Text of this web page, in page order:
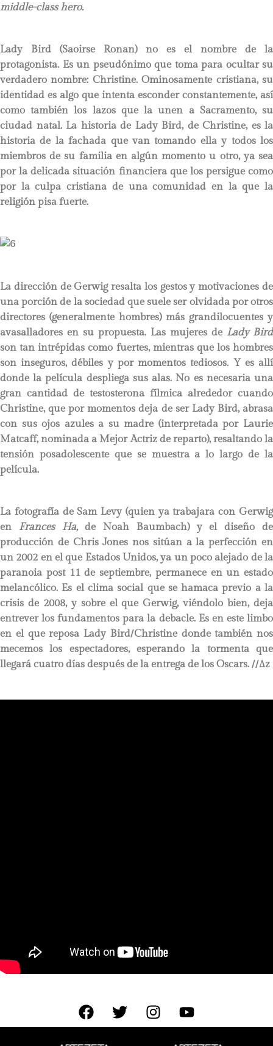
middle-class hero.
Lady Bird (Saoirse Ronan) no es el nombre de la
protagonista. Es un pseudónimo que toma para ocultar su
verdadero nombre: Christine. Ominosamente cristiana, su
identidad es algo que intenta esconder constantemente, así
como también los lazos que la unen a Sacramento, su
ciudad natal. La historia de Lady Bird, de Christine, es la
historia de la fachada que van tomando ella y todos los
miembros de su familia en algún momento u otro, ya sea
por la delicada situación financiera que los persigue como
por la culpa cristiana de una comunidad en la que la
religión pisa fuerte.
La dirección de Gerwig resalta los gestos y motivaciones de
una porción de la sociedad que suele ser olvidada por otros
directores (generalmente hombres) más grandilocuentes y
avasalladores en su propuesta. Las mujeres de Lady Bird
son tan intrépidas como fuertes, mientras que los hombres
son inseguros, débiles y por momentos tediosos. Y es allí
donde la película despliega sus alas. No es necesaria una
gran cantidad de testosterona fílmica alrededor cuando
Christine, que por momentos deja de ser Lady Bird, abrasa
con sus ojos azules a su madre (interpretada por Laurie
Matcaff, nominada a Mejor Actriz de reparto), resaltando la
tensión posadolescente que se muestra a lo largo de la
película.
La fotografía de Sam Levy (quien ya trabajara con Gerwig
en Frances Ha,de Noah Baumbach) y el diseño de
producción de Chris Jones nos sitúan a la perfección en
un 2002 en el que Estados Unidos, ya un poco alejado de la
paranoia post 11 de septiembre, permanece en un estado
melancólico. Es el clima social que se hamaca previo a la
crisis de 2008, y sobre el que Gerwig, viéndolo bien, deja
entrever los fundamentos para la debacle. Es en este limbo
en el que reposa Lady Bird/Christine donde también nos
mecemos los espectadores, esperando la tormenta que
llegará cuatro días después de la entrega de los Oscars. //∆z